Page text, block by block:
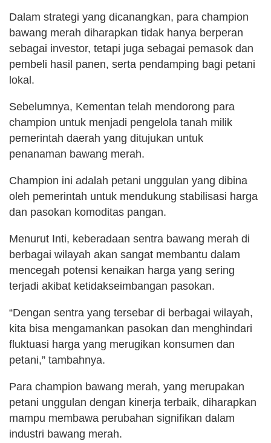
Dalam strategi yang dicanangkan, para champion
bawang merah diharapkan tidak hanya berperan
sebagai investor, tetapi juga sebagai pemasok dan
pembeli hasil panen, serta pendamping bagi petani
lokal.
Sebelumnya, Kementan telah mendorong para
champion untuk menjadi pengelola tanah milik
pemerintah daerah yang ditujukan untuk
penanaman bawang merah.
Champion ini adalah petani unggulan yang dibina
oleh pemerintah untuk mendukung stabilisasi harga
dan pasokan komoditas pangan.
Menurut Inti, keberadaan sentra bawang merah di
berbagai wilayah akan sangat membantu dalam
mencegah potensi kenaikan harga yang sering
terjadi akibat ketidakseimbangan pasokan.
“Dengan sentra yang tersebar di berbagai wilayah,
kita bisa mengamankan pasokan dan menghindari
fluktuasi harga yang merugikan konsumen dan
petani,” tambahnya.
Para champion bawang merah, yang merupakan
petani unggulan dengan kinerja terbaik, diharapkan
mampu membawa perubahan signifikan dalam
industri bawang merah.